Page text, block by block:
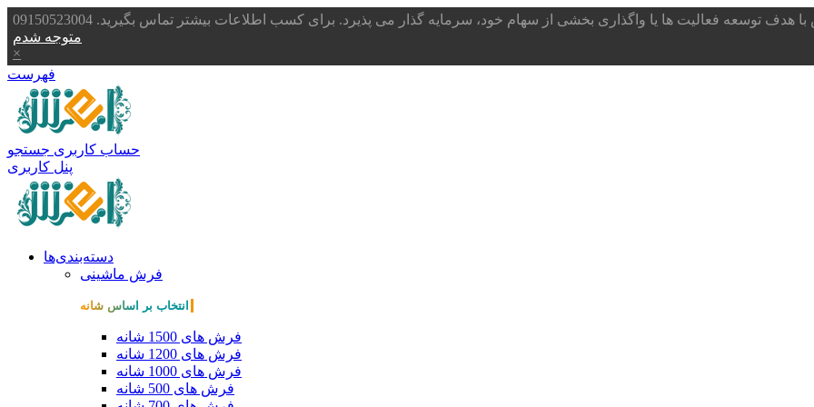
با هدف توسعه فعالیت ها یا واگذاری بخشی از سهام خود، سرمایه گذار می پذیرد. برای کسب اطلاعات بیشتر تماس بگیرید. 09150523004
متوجه شدم
×
فهرست
حساب کاربری جستجو
پنل کاربری
دسته‌بندی‌ها
فرش ماشینی
انتخاب بر اساس شانه
فرش های 1500 شانه
فرش های 1200 شانه
فرش های 1000 شانه
فرش های 500 شانه